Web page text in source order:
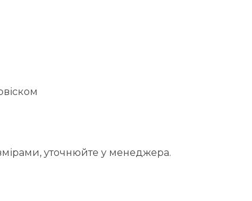
уточнюйте у менеджера.